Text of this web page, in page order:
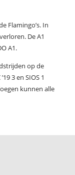
Flamingo’s. In
De A1
A1.
op de
3 en SIOS 1
kunnen alle